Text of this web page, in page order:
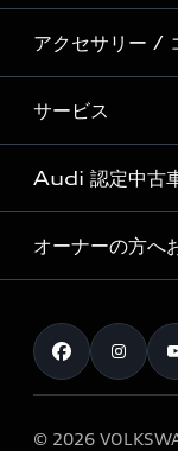
Audi Sport
Formula 1®
デジタルサービス
新車在庫検索
試乗車・展示車検
見積り依頼
試乗予約
モデル一覧
特別仕様モデル /
e-tronラインアッ
価格シミュレーシ
車両比較
カタログ一覧
アクセサリー /
純正アクセサリー
オンラインショップ
Audi collection
アウディナビアプ
サービス
サービス入庫予約
サービスプログラム
メンテナンス
車検 / 定期点検
e-tronアフターサ
Audi 認定中古
Audi認定中古車
クオリティ
保証
メンテナンス
オーナーの方へ
お知らせ
オーナー様向けキ
© 2026